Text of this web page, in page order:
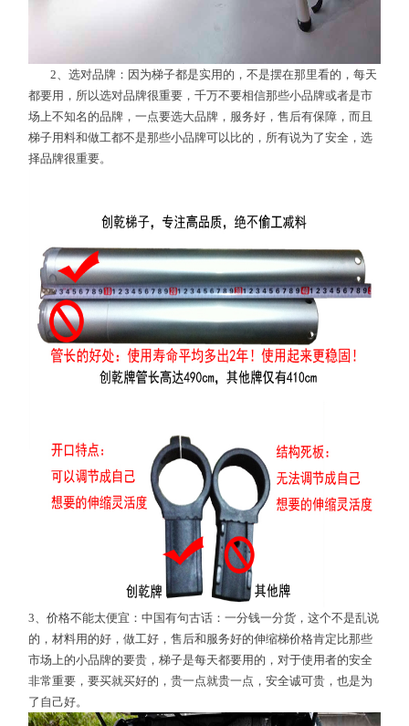
2、选对品牌：因为梯子都是实用的，不是摆在那里看的，每天
都要用，所以选对品牌很重要，千万不要相信那些小品牌或者是市
场上不知名的品牌，一点要选大品牌，服务好，售后有保障，而且
梯子用料和做工都不是那些小品牌可以比的，所有说为了安全，选
择品牌很重要。
3、价格不能太便宜：中国有句古话：一分钱一分货，这个不是乱说
的，材料用的好，做工好，售后和服务好的伸缩梯价格肯定比那些
市场上的小品牌的要贵，梯子是每天都要用的，对于使用者的安全
非常重要，要买就买好的，贵一点就贵一点，安全诚可贵，也是为
了自己好。